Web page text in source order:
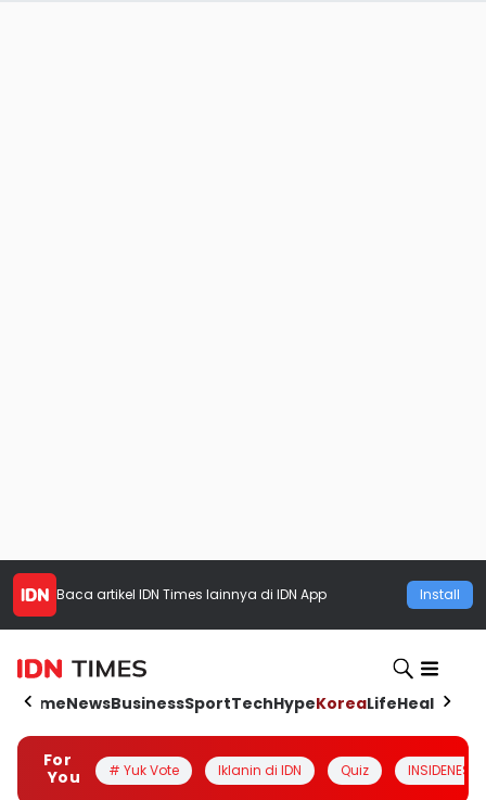
Baca artikel IDN Times lainnya di IDN App Install
HomeNewsBusinessSportTechHypeKoreaLifeHealth
For
You
# Yuk Vote Iklanin di IDN Quiz INSIDENESIA